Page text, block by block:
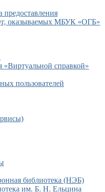
предоставления
оказываемых МБУК «ОГБ»
«Виртуальной справкой»
пользователей
библиотека (НЭБ)
им. Б. Н. Ельцина